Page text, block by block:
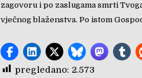
zagovoru i po zaslugama smrti
vječnog blaženstva. Po istom
pregledano: 2.573